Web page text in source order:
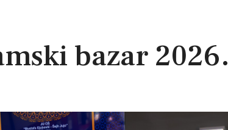
bazar 2026.